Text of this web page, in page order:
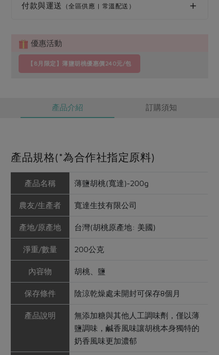
付款與運送 （全區供應 | 常溫配送）
優惠活動
【8月限定】薄鹽胡桃優惠價240元/包
產品介紹 訂購須知
產品規格(*為合作社指定原料)
產品名稱 薄鹽胡桃(寬達)-200g
農友/生產者 寬達生技有限公司
產地/原產地 台灣(胡桃原產地: 美國)
淨重/數量 200公克
內容物 胡桃、鹽
保存條件 陰涼乾燥處未開封可保存8個月
產品說明
無添加糖與其他人工調味劑，僅以薄
鹽調味，鹹香風味讓胡桃本身獨特的
奶香風味更加濃郁